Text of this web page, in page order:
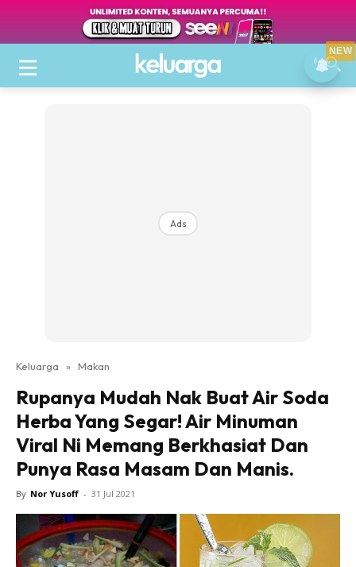
Ads
Keluarga » Makan
Rupanya Mudah Nak Buat Air Soda
Herba Yang Segar! Air Minuman
Viral Ni Memang Berkhasiat Dan
Punya Rasa Masam Dan Manis.
By Nor Yusoff - 31 Jul 2021
NEW